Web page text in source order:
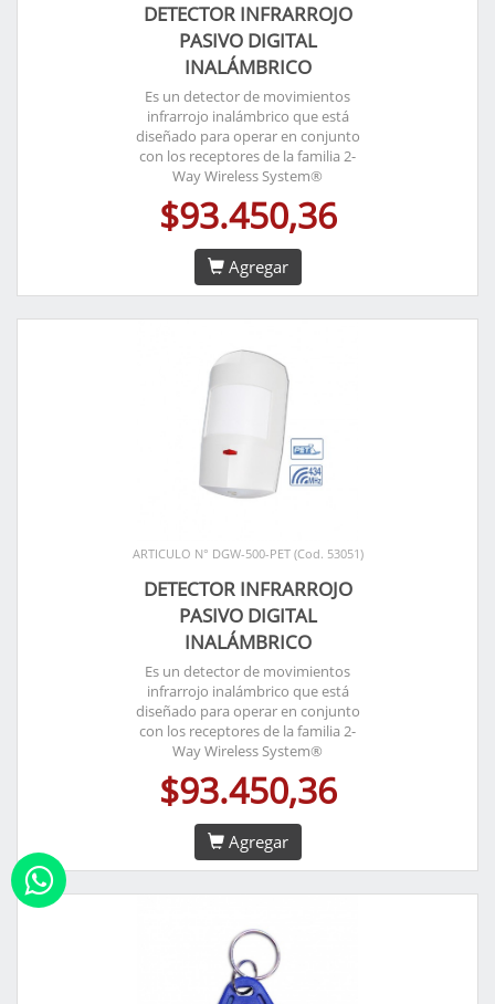
DETECTOR INFRARROJO
PASIVO DIGITAL
INALÁMBRICO
Es un detector de movimientos
infrarrojo inalámbrico que está
diseñado para operar en conjunto
con los receptores de la familia 2-
Way Wireless System®
$93.450,36
Agregar
ARTICULO N° DGW-500-PET (Cod. 53051)
DETECTOR INFRARROJO
PASIVO DIGITAL
INALÁMBRICO
Es un detector de movimientos
infrarrojo inalámbrico que está
diseñado para operar en conjunto
con los receptores de la familia 2-
Way Wireless System®
$93.450,36
Agregar